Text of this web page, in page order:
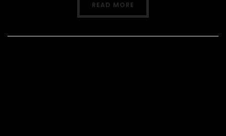
READ MORE